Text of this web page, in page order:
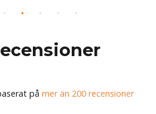
på mer än 200 recensioner